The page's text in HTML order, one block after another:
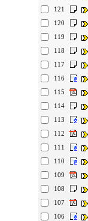
121
120
119
118
117
116
115
114
113
112
111
110
109
108
107
106